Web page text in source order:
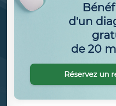
d'un
de 20
Réservez un